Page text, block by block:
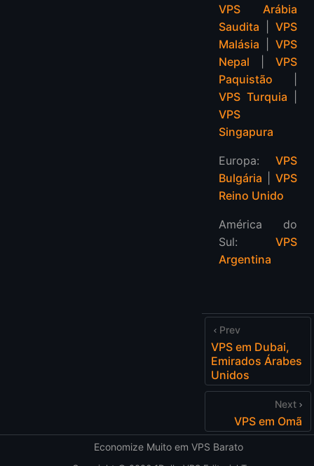
VPS Arábia
Saudita
VPS
Malásia
VPS
Nepal
VPS
Paquistão
VPS Turquia
VPS
Singapura
Europa: VPS
Bulgária
VPS
Reino Unido
América do
Sul: VPS
Argentina
Prev
VPS em Dubai,
Emirados Árabes
Unidos
Next
VPS em Omã
Economize Muito em VPS Barato